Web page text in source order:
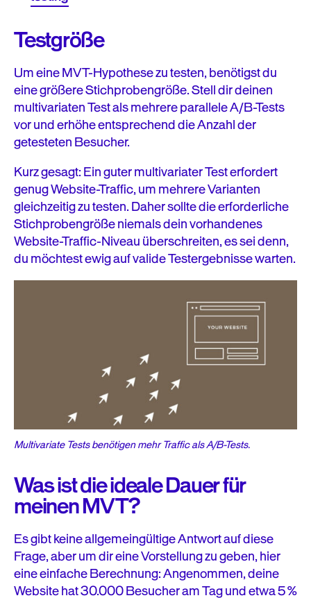
Testgröße
Um eine MVT-Hypothese zu testen, benötigst du
eine größere Stichprobengröße. Stell dir deinen
multivariaten Test als mehrere parallele A/B-Tests
vor und erhöhe entsprechend die Anzahl der
getesteten Besucher.
Kurz gesagt: Ein guter multivariater Test erfordert
genug Website-Traffic, um mehrere Varianten
gleichzeitig zu testen. Daher sollte die erforderliche
Stichprobengröße niemals dein vorhandenes
Website-Traffic-Niveau überschreiten, es sei denn,
du möchtest ewig auf valide Testergebnisse warten.
Multivariate Tests benötigen mehr Traffic als A/B-Tests.
Was ist die ideale Dauer für
meinen MVT?
Es gibt keine allgemeingültige Antwort auf diese
Frage, aber um dir eine Vorstellung zu geben, hier
eine einfache Berechnung: Angenommen, deine
Website hat 30.000 Besucher am Tag und etwa 5 %